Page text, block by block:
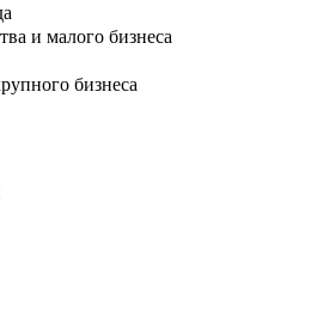
и малого бизнеса
бизнеса